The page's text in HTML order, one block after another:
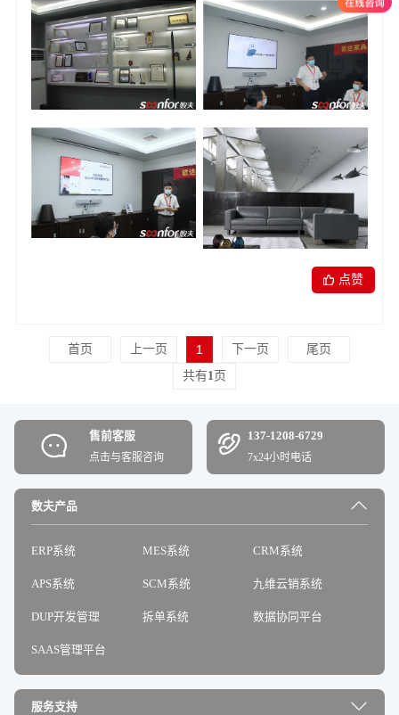
点赞
首页 上一页 1 下一页
尾页
共有1 页
售前客服
点击与客服咨询
137-1208-6729
7x24小时电话
数夫产品
ERP系统 MES系统 CRM系统
APS系统 SCM系统 九维云销系统
DUP开发管理 拆单系统 数据协同平台
SAAS管理平台
服务支持